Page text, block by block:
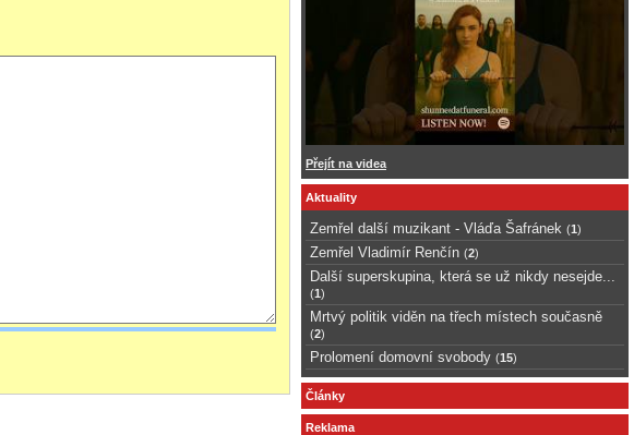
Přejít na videa
Aktuality
Zemřel další muzikant - Vláďa Šafránek (1 )
Zemřel Vladimír Renčín (2)
Další superskupina, která se už nikdy nesejde...
(1 )
Mrtvý politik viděn na třech místech současně
(2)
Prolomení domovní svobody (15)
Články
Reklama